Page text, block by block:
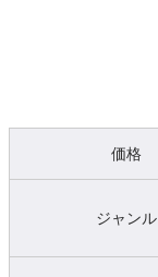
価格
ジャンル